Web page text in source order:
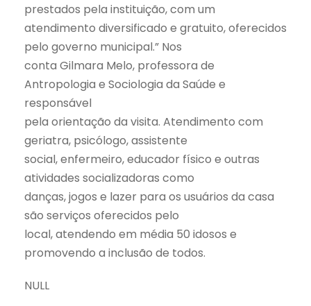
prestados pela instituição, com um
atendimento diversificado e gratuito, oferecidos
pelo governo municipal.” Nos
conta Gilmara Melo, professora de
Antropologia e Sociologia da Saúde e
responsável
pela orientação da visita. Atendimento com
geriatra, psicólogo, assistente
social, enfermeiro, educador físico e outras
atividades socializadoras como
danças, jogos e lazer para os usuários da casa
são serviços oferecidos pelo
local, atendendo em média 50 idosos e
promovendo a inclusão de todos.
NULL